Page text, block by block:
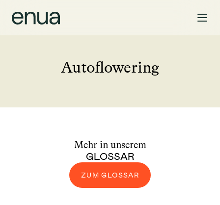
Autoflowering
Mehr in unserem
GLOSSAR
ZUM GLOSSAR